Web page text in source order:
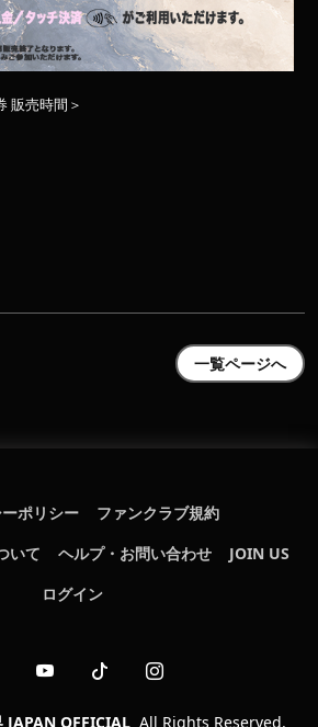
販売時間＞
一覧ページへ
ポリシー
ファンクラブ規約
いて
ヘルプ・お問い合わせ
JOIN US
ログイン
JAPAN OFFICIAL All Rights Reserved.